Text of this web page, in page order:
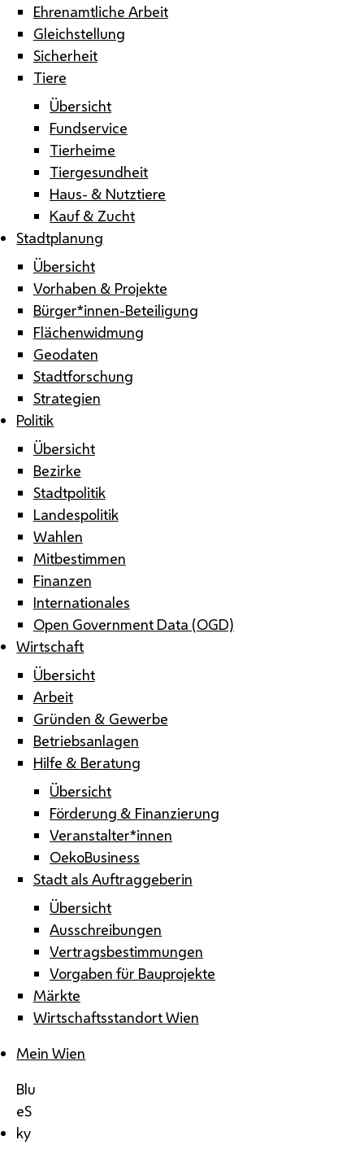
Ehrenamtliche Arbeit
Gleichstellung
Sicherheit
Tiere
Übersicht
Fundservice
Tierheime
Tiergesundheit
Haus- & Nutztiere
Kauf & Zucht
Stadtplanung
Übersicht
Vorhaben & Projekte
Bürger*innen-Beteiligung
Flächenwidmung
Geodaten
Stadtforschung
Strategien
Politik
Übersicht
Bezirke
Stadtpolitik
Landespolitik
Wahlen
Mitbestimmen
Finanzen
Internationales
Open Government Data (OGD)
Wirtschaft
Übersicht
Arbeit
Gründen & Gewerbe
Betriebsanlagen
Hilfe & Beratung
Übersicht
Förderung & Finanzierung
Veranstalter*innen
OekoBusiness
Stadt als Auftraggeberin
Übersicht
Ausschreibungen
Vertragsbestimmungen
Vorgaben für Bauprojekte
Märkte
Wirtschaftsstandort Wien
Mein Wien
Blu
eS
ky